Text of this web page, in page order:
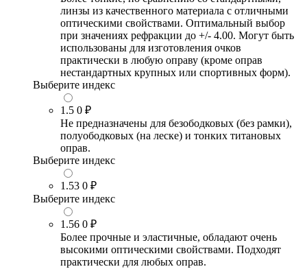
линзы из качественного материала с отличными
оптическими свойствами. Оптимальный выбор
при значениях рефракции до +/- 4.00. Могут быть
использованы для изготовления очков
практически в любую оправу (кроме оправ
нестандартных крупных или спортивных форм).
Выберите индекс
1.5 0 ₽
Не предназначены для безободковых (без рамки),
полуободковых (на леске) и тонких титановых
оправ.
Выберите индекс
1.53 0 ₽
Выберите индекс
1.56 0 ₽
Более прочные и эластичные, обладают очень
высокими оптическими свойствами. Подходят
практически для любых оправ.